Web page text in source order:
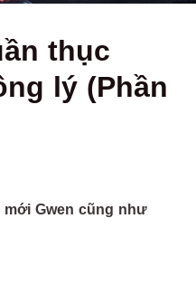
thục
lý (Phần
Gwen cũng như